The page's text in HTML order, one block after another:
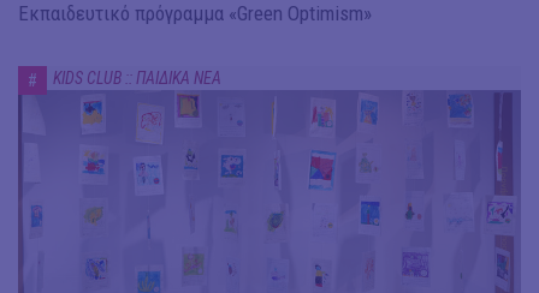
Εκπαιδευτικό πρόγραμμα «Green Optimism»
# KIDS CLUB :: ΠΑΙΔΙΚΑ ΝΕΑ